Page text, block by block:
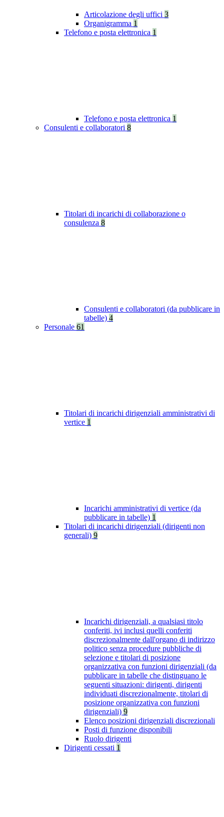
Articolazione degli uffici 3
Organigramma 1
Telefono e posta elettronica 1
Telefono e posta elettronica 1
Consulenti e collaboratori 8
Titolari di incarichi di collaborazione o
consulenza 8
Consulenti e collaboratori (da pubblicare in
tabelle) 4
Personale 61
Titolari di incarichi dirigenziali amministrativi di
vertice 1
Incarichi amministrativi di vertice (da
pubblicare in tabelle) 1
Titolari di incarichi dirigenziali (dirigenti non
generali) 9
Incarichi dirigenziali, a qualsiasi titolo
conferiti, ivi inclusi quelli conferiti
discrezionalmente dall'organo di indirizzo
politico senza procedure pubbliche di
selezione e titolari di posizione
organizzativa con funzioni dirigenziali (da
pubblicare in tabelle che distinguano le
seguenti situazioni: dirigenti, dirigenti
individuati discrezionalmente, titolari di
posizione organizzativa con funzioni
dirigenziali) 9
Elenco posizioni dirigenziali discrezionali
Posti di funzione disponibili
Ruolo dirigenti
Dirigenti cessati 1